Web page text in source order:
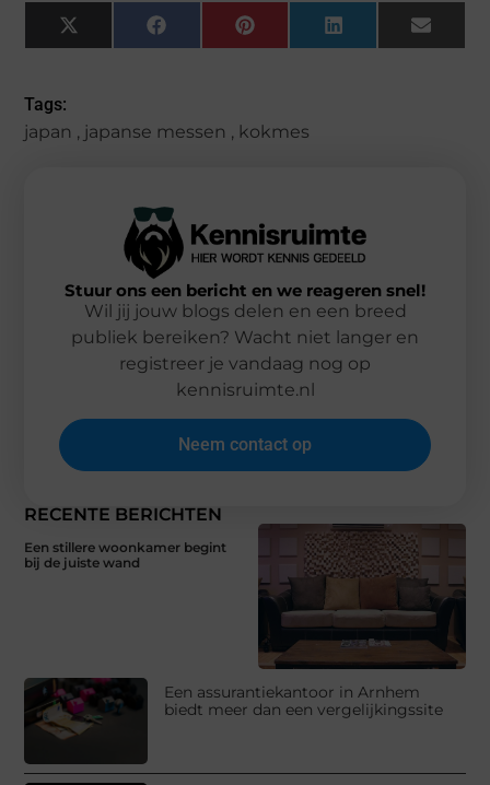
X
(Twitter)
FacebookPinterestLinkedIn Email
Tags:
japan , japanse messen , kokmes
RECENTE BERICHTEN
Een stillere woonkamer begint
bij de juiste wand
Een assurantiekantoor in Arnhem
biedt meer dan een vergelijkingssite
Stuur ons een bericht en we reageren snel!
Wil jij jouw blogs delen en een breed
publiek bereiken? Wacht niet langer en
registreer je vandaag nog op
kennisruimte.nl
Neem contact op